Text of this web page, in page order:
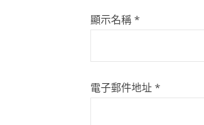
顯示名稱 *
電子郵件地址 *